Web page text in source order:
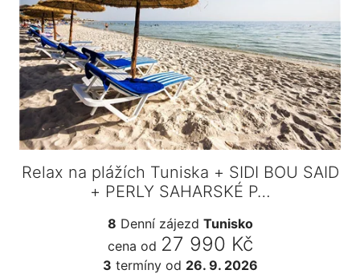
Relax na plážích Tuniska + SIDI BOU SAID
+ PERLY SAHARSKÉ P…
8 Denní zájezd Tunisko
cena od 27 990 Kč
3 termínyod 26. 9. 2026